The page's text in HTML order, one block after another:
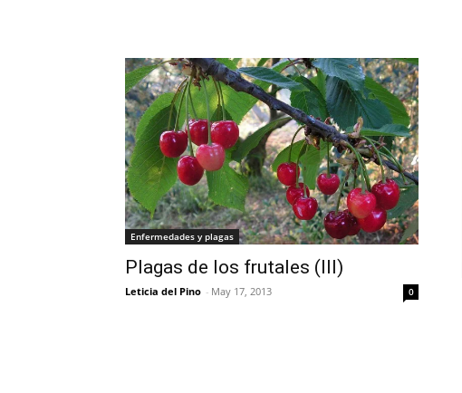
Enfermedades y plagas
Plagas de los frutales (III)
Leticia del Pino - May 17, 2013 0